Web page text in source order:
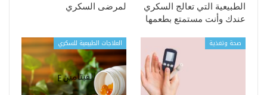
الطبيعية التي تعالج السكري
عندك وأنت مستمتع بطعمها
لمرضى السكري
صحة وتغذية العلاجات الطبيعية للسكري